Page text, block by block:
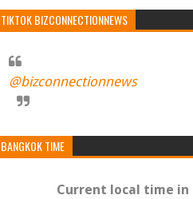
TIKTOK BIZCONNECTIONNEWS
@bizconnectionnews
BANGKOK TIME
Current local time in